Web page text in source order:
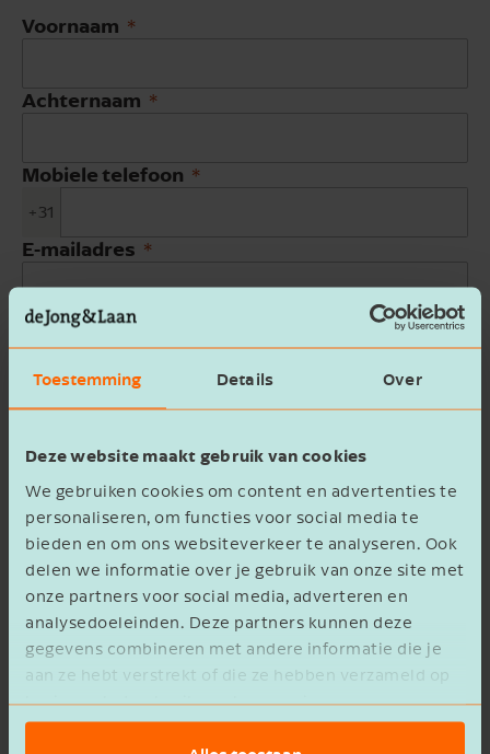
Toestemming Details Over
Deze website maakt gebruik van cookies
We gebruiken cookies om content en advertenties te
personaliseren, om functies voor social media te
bieden en om ons websiteverkeer te analyseren. Ook
delen we informatie over je gebruik van onze site met
onze partners voor social media, adverteren en
analysedoeleinden. Deze partners kunnen deze
gegevens combineren met andere informatie die je
aan ze hebt verstrekt of die ze hebben verzameld op
basis van het gebruik van hun services.
Voornaam
Achternaam
Mobiele telefoon
+31
E-mailadres
Bedrijfsnaam
Ik ga akkoord met hetprivacy statement
Verzenden